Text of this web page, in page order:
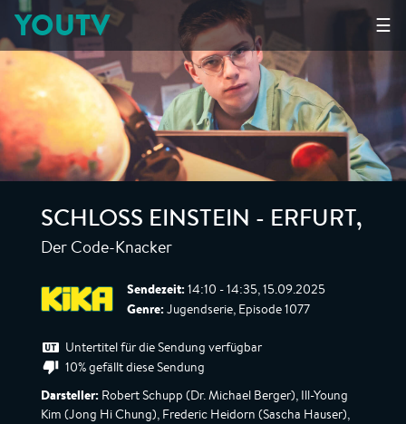
☰
YOUTV
SCHLOSS EINSTEIN - ERFURT,
Der Code-Knacker
Sendezeit: 14:10 - 14:35, 15.09.2025
Genre: Jugendserie, Episode 1077
Untertitel für die Sendung verfügbar
10% gefällt diese Sendung
Darsteller: Robert Schupp (Dr. Michael Berger), Ill-Young
Kim (Jong Hi Chung), Frederic Heidorn (Sascha Hauser),